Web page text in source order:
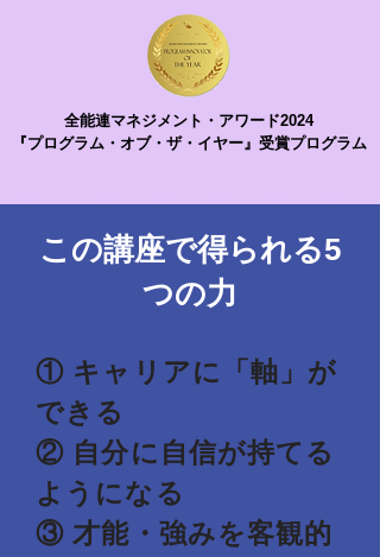
全能連マネジメント・アワード2024
『プログラム・オブ・ザ・イヤー』受賞プログラム
この講座で得られる5
つの力
① キャリアに「軸」が
できる
② 自分に自信が持てる
ようになる
③ 才能・強みを客観的